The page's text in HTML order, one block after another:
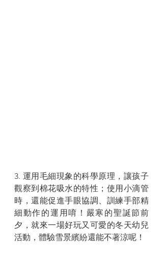
3. 運用毛細現象的科學原理，讓孩子
觀察到棉花吸水的特性；使用小滴管
時，還能促進手眼協調、訓練手部精
細動作的運用唷！嚴寒的聖誕節前
夕，就來一場好玩又可愛的冬天幼兒
活動，體驗雪景繽紛還能不著涼呢！